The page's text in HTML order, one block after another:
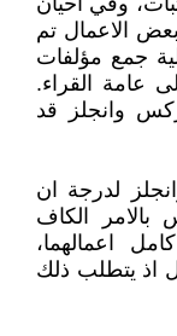
الاعمال تم
جمع مؤلفات
عامة القراء.
وانجلز قد
لدرجة ان
بالامر الكاف
اعمالهما،
اذ يتطلب ذلك